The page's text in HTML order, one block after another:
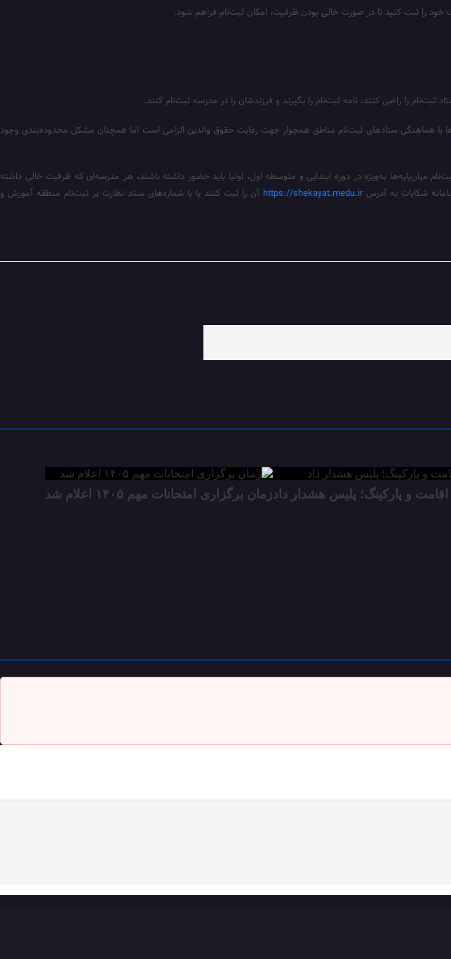
را ثبت کنید تا در صورت خالی بودن ظرفیت، امکان ثبت‌نام فراهم شود.
هماهنگی ستادهای ثبت‌نام مناطق همجوار جهت رعایت حقوق والدین الزامی است اما همچنان مشکل محدوده‌بندی وجود
به‌ویژه در دوره ابتدایی و متوسطه اول، اولیا باید حضور داشته باشند، هر مدرسه‌ای که ظرفیت خالی داشته
شکایات به آدرسhttps://shekayat.medu.ir آن را ثبت کنند یا با شماره‌های ستاد نظارت بر ثبت‌نام منطقه آموزش و
و پارکینگ؛ پلیس هشدار دادزمان برگزاری امتحانات مهم ۱۴۰۵ اعلام شد